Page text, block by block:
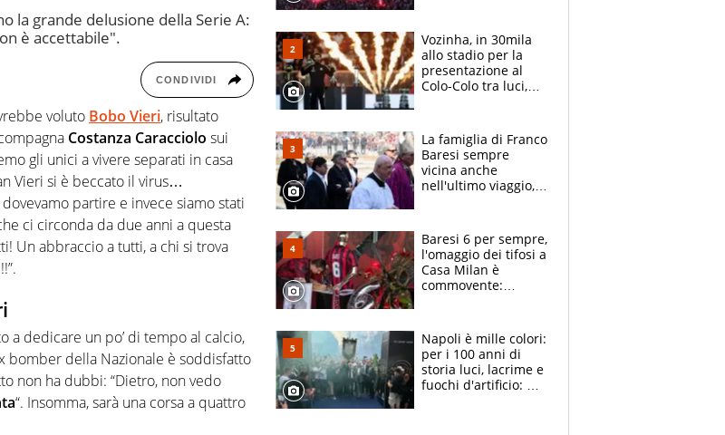
la grande delusione della Serie A:
è accettabile".
CONDIVIDI
voluto Bobo Vieri, risultato
Costanza Caracciolo sui
gli unici a vivere separati in casa
Vieri si è beccato il virus…
partire e invece siamo stati
ci circonda da due anni a questa
Un abbraccio a tutti, a chi si trova
a dedicare un po’ di tempo al calcio,
bomber della Nazionale è soddisfatto
non ha dubbi: “Dietro, non vedo
“. Insomma, sarà una corsa a quattro
Vozinha, in 30mila
allo stadio per la
presentazione al
Colo-Colo tra luci,
La famiglia di Franco
Baresi sempre
vicina anche
nell'ultimo viaggio,
circondati
dall'affetto dei tifosi
Baresi 6 per sempre,
l'omaggio dei tifosi a
Casa Milan è
commovente:
bigliettini
Napoli è mille colori:
per i 100 anni di
storia luci, lacrime e
fuochi d'artificio: De